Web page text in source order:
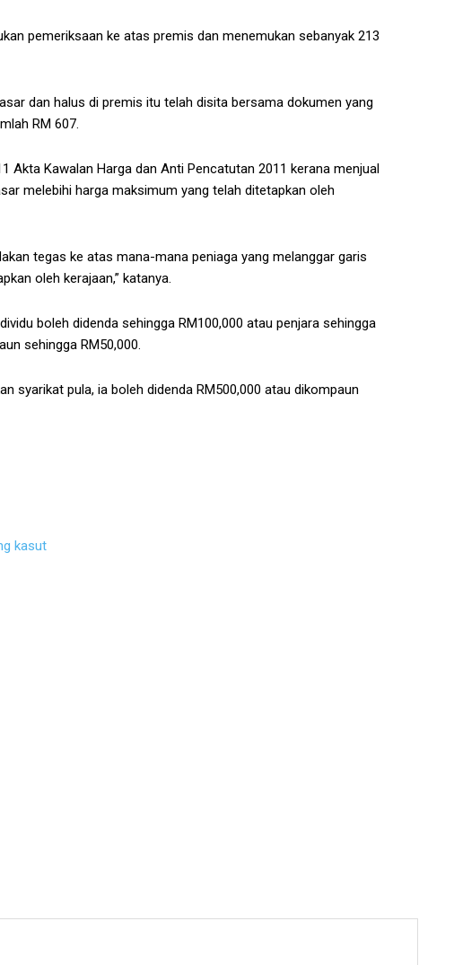
pemeriksaan ke atas premis dan menemukan sebanyak 213
dan halus di premis itu telah disita bersama dokumen yang
RM 607.
Akta Kawalan Harga dan Anti Pencatutan 2011 kerana menjual
melebihi harga maksimum yang telah ditetapkan oleh
tegas ke atas mana-mana peniaga yang melanggar garis
oleh kerajaan,” katanya.
boleh didenda sehingga RM100,000 atau penjara sehingga
sehingga RM50,000.
syarikat pula, ia boleh didenda RM500,000 atau dikompaun
kasut